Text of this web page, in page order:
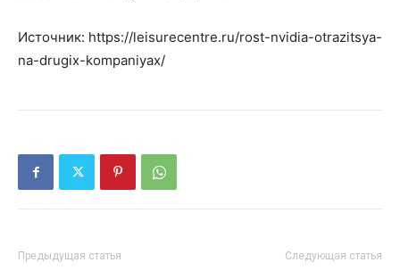
Источник: https://leisurecentre.ru/rost-nvidia-otrazitsya-
na-drugix-kompaniyax/
Предыдущая статья Следующая статья